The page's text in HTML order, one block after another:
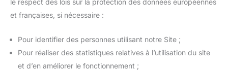
le respect des lois sur la protection des données européennes
et françaises, si nécessaire :
Pour identifier des personnes utilisant notre Site ;
Pour réaliser des statistiques relatives à l’utilisation du site
et d’en améliorer le fonctionnement ;